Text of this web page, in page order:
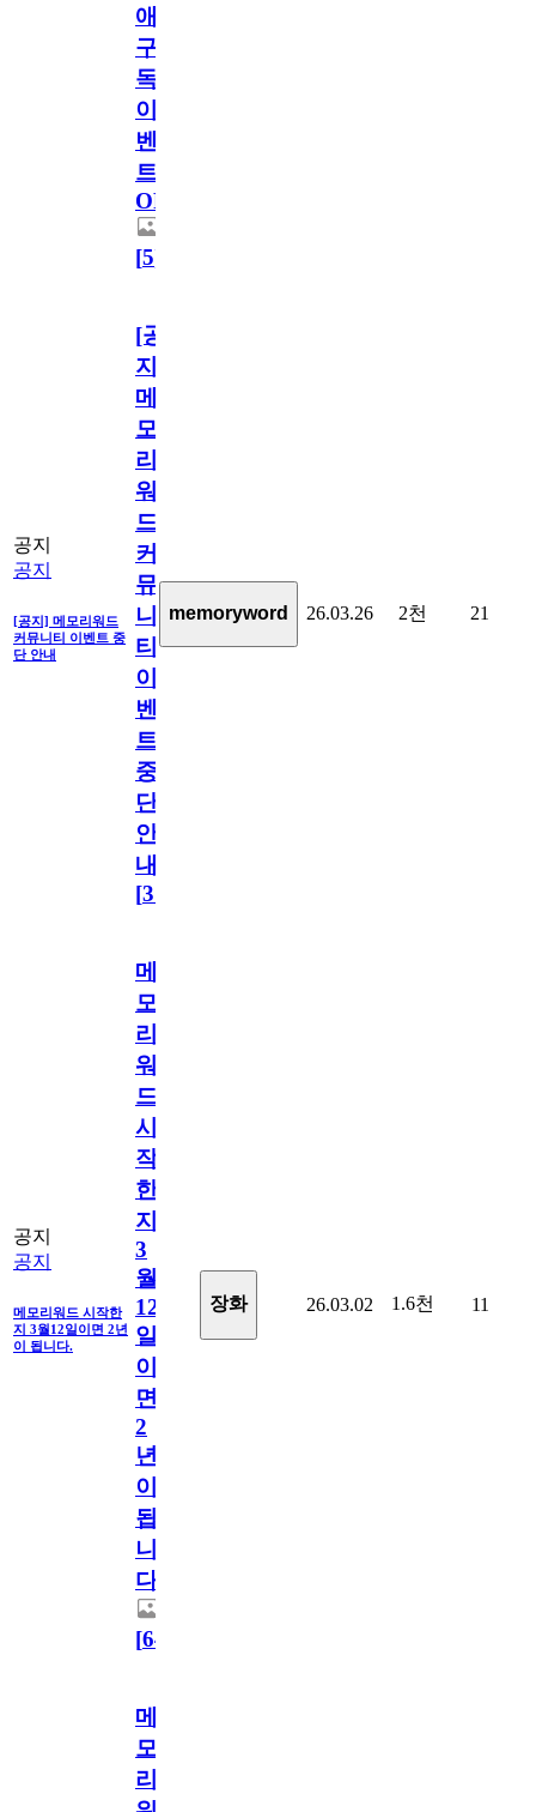
애
구
독
이
벤
트
OPEN!
[5]
공지
공지
[공지] 메모리워드
커뮤니티 이벤트 중
단 안내
[공
지]
메
모
리
워
드
커
뮤
니
티
이
벤
트
중
단
안
내
[31
memoryword 26.03.26 2천 21
공지
공지
메모리워드 시작한
지 3월12일이면 2년
이 됩니다.
메
모
리
워
드
시
작
한
지
3
월
12
일
이
면
2
년
이
됩
니
다.
[64
장화 26.03.02 1.6천 11
메
모
리